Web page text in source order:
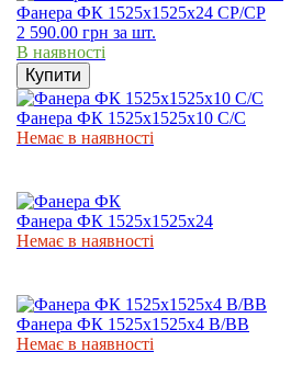
Фанера ФК 1525х1525х24 CP/CP
2 590.00 грн за шт.
В наявності
Купити
Фанера ФК 1525х1525х10 C/C
Немає в наявності
Фанера ФК 1525х1525х24
Немає в наявності
Фанера ФК 1525х1525х4 В/ВВ
Немає в наявності